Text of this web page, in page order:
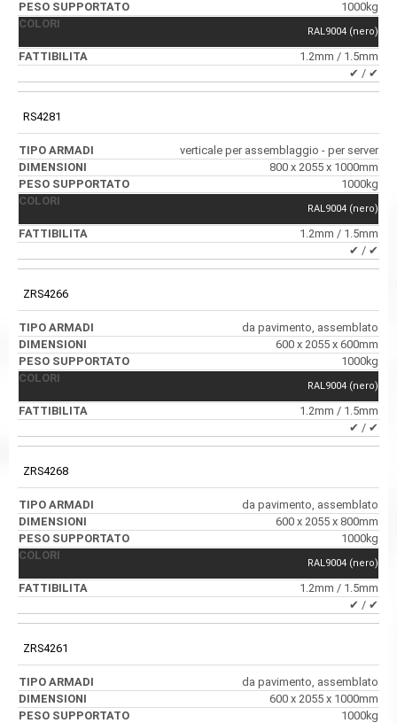
1000kg
RAL9004 (nero)
1.2mm / 1.5mm
✔ / ✔
RS4281
verticale per assemblaggio - per server
800 x 2055 x 1000mm
1000kg
RAL9004 (nero)
1.2mm / 1.5mm
✔ / ✔
ZRS4266
da pavimento, assemblato
600 x 2055 x 600mm
1000kg
RAL9004 (nero)
1.2mm / 1.5mm
✔ / ✔
ZRS4268
da pavimento, assemblato
600 x 2055 x 800mm
1000kg
RAL9004 (nero)
1.2mm / 1.5mm
✔ / ✔
ZRS4261
da pavimento, assemblato
600 x 2055 x 1000mm
1000kg